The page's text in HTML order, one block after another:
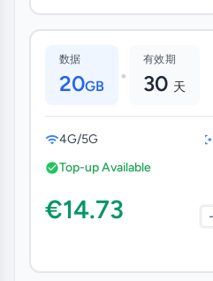
数据
20GB •
有效期
30 天
4G/5G
Top-up Available
€14.73 -